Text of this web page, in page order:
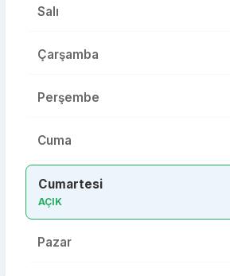
Salı
Çarşamba
Perşembe
Cuma
Cumartesi
AÇIK
Pazar